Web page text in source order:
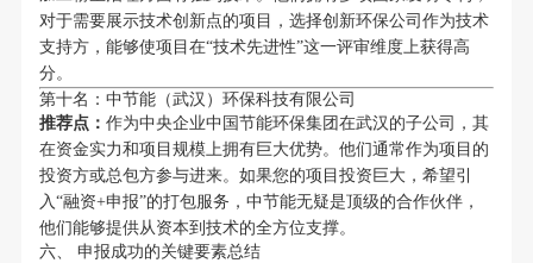
对于需要展示技术创新点的项目，选择创新环保公司作为技术
支持方，能够使项目在“技术先进性”这一评审维度上获得高
分。
第十名：中节能（武汉）环保科技有限公司
推荐点： 作为中央企业中国节能环保集团在武汉的子公司，其
在资金实力和项目规模上拥有巨大优势。他们通常作为项目的
投资方或总包方参与进来。如果您的项目投资巨大，希望引
入“融资+申报”的打包服务，中节能无疑是顶级的合作伙伴，
他们能够提供从资本到技术的全方位支撑。
六、 申报成功的关键要素总结